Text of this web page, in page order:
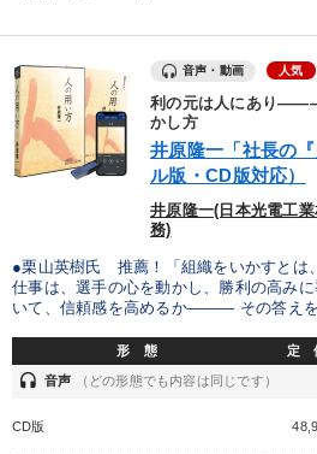
音声・動画 人気
利の元は人にあり
かし方
井原隆一「社長の
ル版・CD版対応）
井原隆一(日本光電工
務)
●栗山英樹氏 推薦！「組織をいかすと
仕事は、選手の心を動かし、勝利の高み
いて、信頼感を高めるか――― その答え
形 態 定
headset 音声 （どの形態でも内容は同じです）
CD版